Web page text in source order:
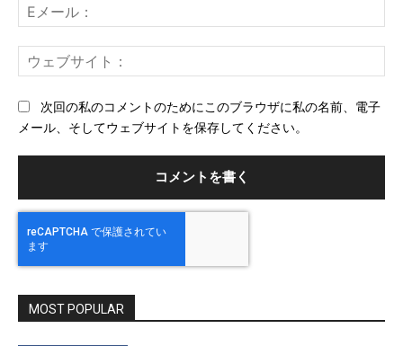
メ
ー
ェ
次回の私のコメントのためにこのブラウザに私の名前、電子
メール、そしてウェブサイトを保存してください。
MOST POPULAR